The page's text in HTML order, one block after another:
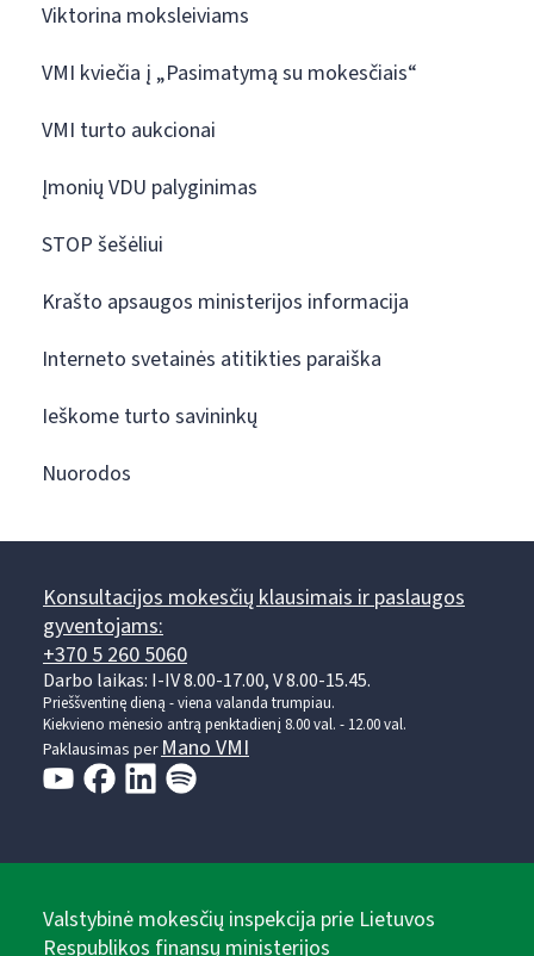
Viktorina moksleiviams
VMI kviečia į „Pasimatymą su mokesčiais“
VMI turto aukcionai
Įmonių VDU palyginimas
STOP šešėliui
Krašto apsaugos ministerijos informacija
Interneto svetainės atitikties paraiška
Ieškome turto savininkų
Nuorodos
Konsultacijos mokesčių klausimais ir paslaugos
gyventojams:
+370 5 260 5060
Darbo laikas: I-IV 8.00-17.00, V 8.00-15.45.
Prieššventinę dieną - viena valanda trumpiau.
Kiekvieno mėnesio antrą penktadienį 8.00 val. - 12.00 val.
Paklausimas perMano VMI
Valstybinė mokesčių inspekcija prie Lietuvos
Respublikos finansų ministerijos